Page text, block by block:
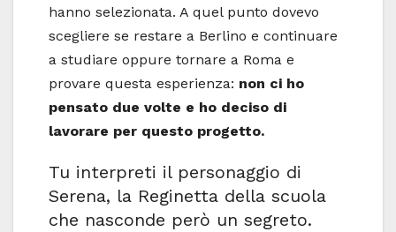
hanno selezionata. A quel punto dovevo
scegliere se restare a Berlino e continuare
a studiare oppure tornare a Roma e
provare questa esperienza: non ci ho
pensato due volte e ho deciso di
lavorare per questo progetto.
Tu interpreti il personaggio di
Serena, la Reginetta della scuola
che nasconde però un segreto.